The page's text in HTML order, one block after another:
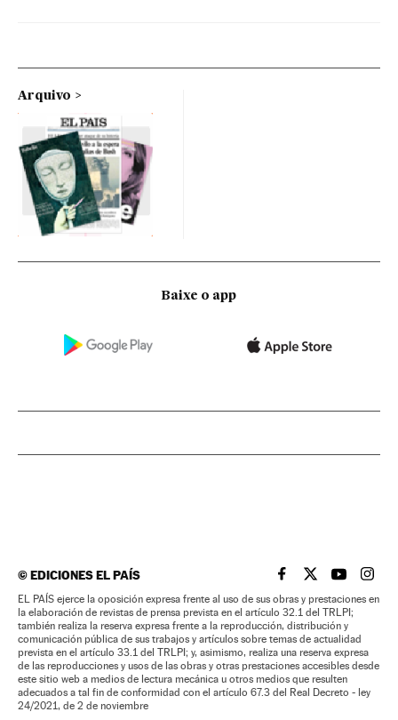
Arquivo
Baixe o app
©EDICIONES EL PAÍS EL PAÍS BRASIL EN
EL PAÍSEL PAÍS
EL
EL PAÍS ejerce la oposición expresa frente al uso de sus obras y prestaciones en
la elaboración de revistas de prensa prevista en el artículo 32.1 del TRLPI;
también realiza la reserva expresa frente a la reproducción, distribución y
comunicación pública de sus trabajos y artículos sobre temas de actualidad
prevista en el artículo 33.1 del TRLPI; y, asimismo, realiza una reserva expresa
de las reproducciones y usos de las obras y otras prestaciones accesibles desde
este sitio web a medios de lectura mecánica u otros medios que resulten
adecuados a tal fin de conformidad con el artículo 67.3 del Real Decreto - ley
24/2021, de 2 de noviembre